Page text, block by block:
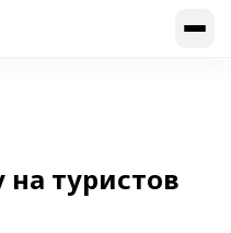
на туристов